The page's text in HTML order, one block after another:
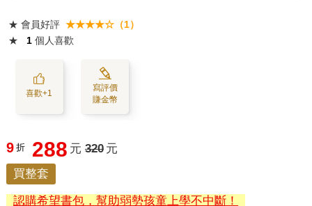
★ 會員好評 ★★★★☆（1）
★
1 個人喜歡
喜歡+1
寫評價
賺金幣
9 折 288 元 320 元
買整套
認購希望書包，幫助弱勢孩童上學不中斷！